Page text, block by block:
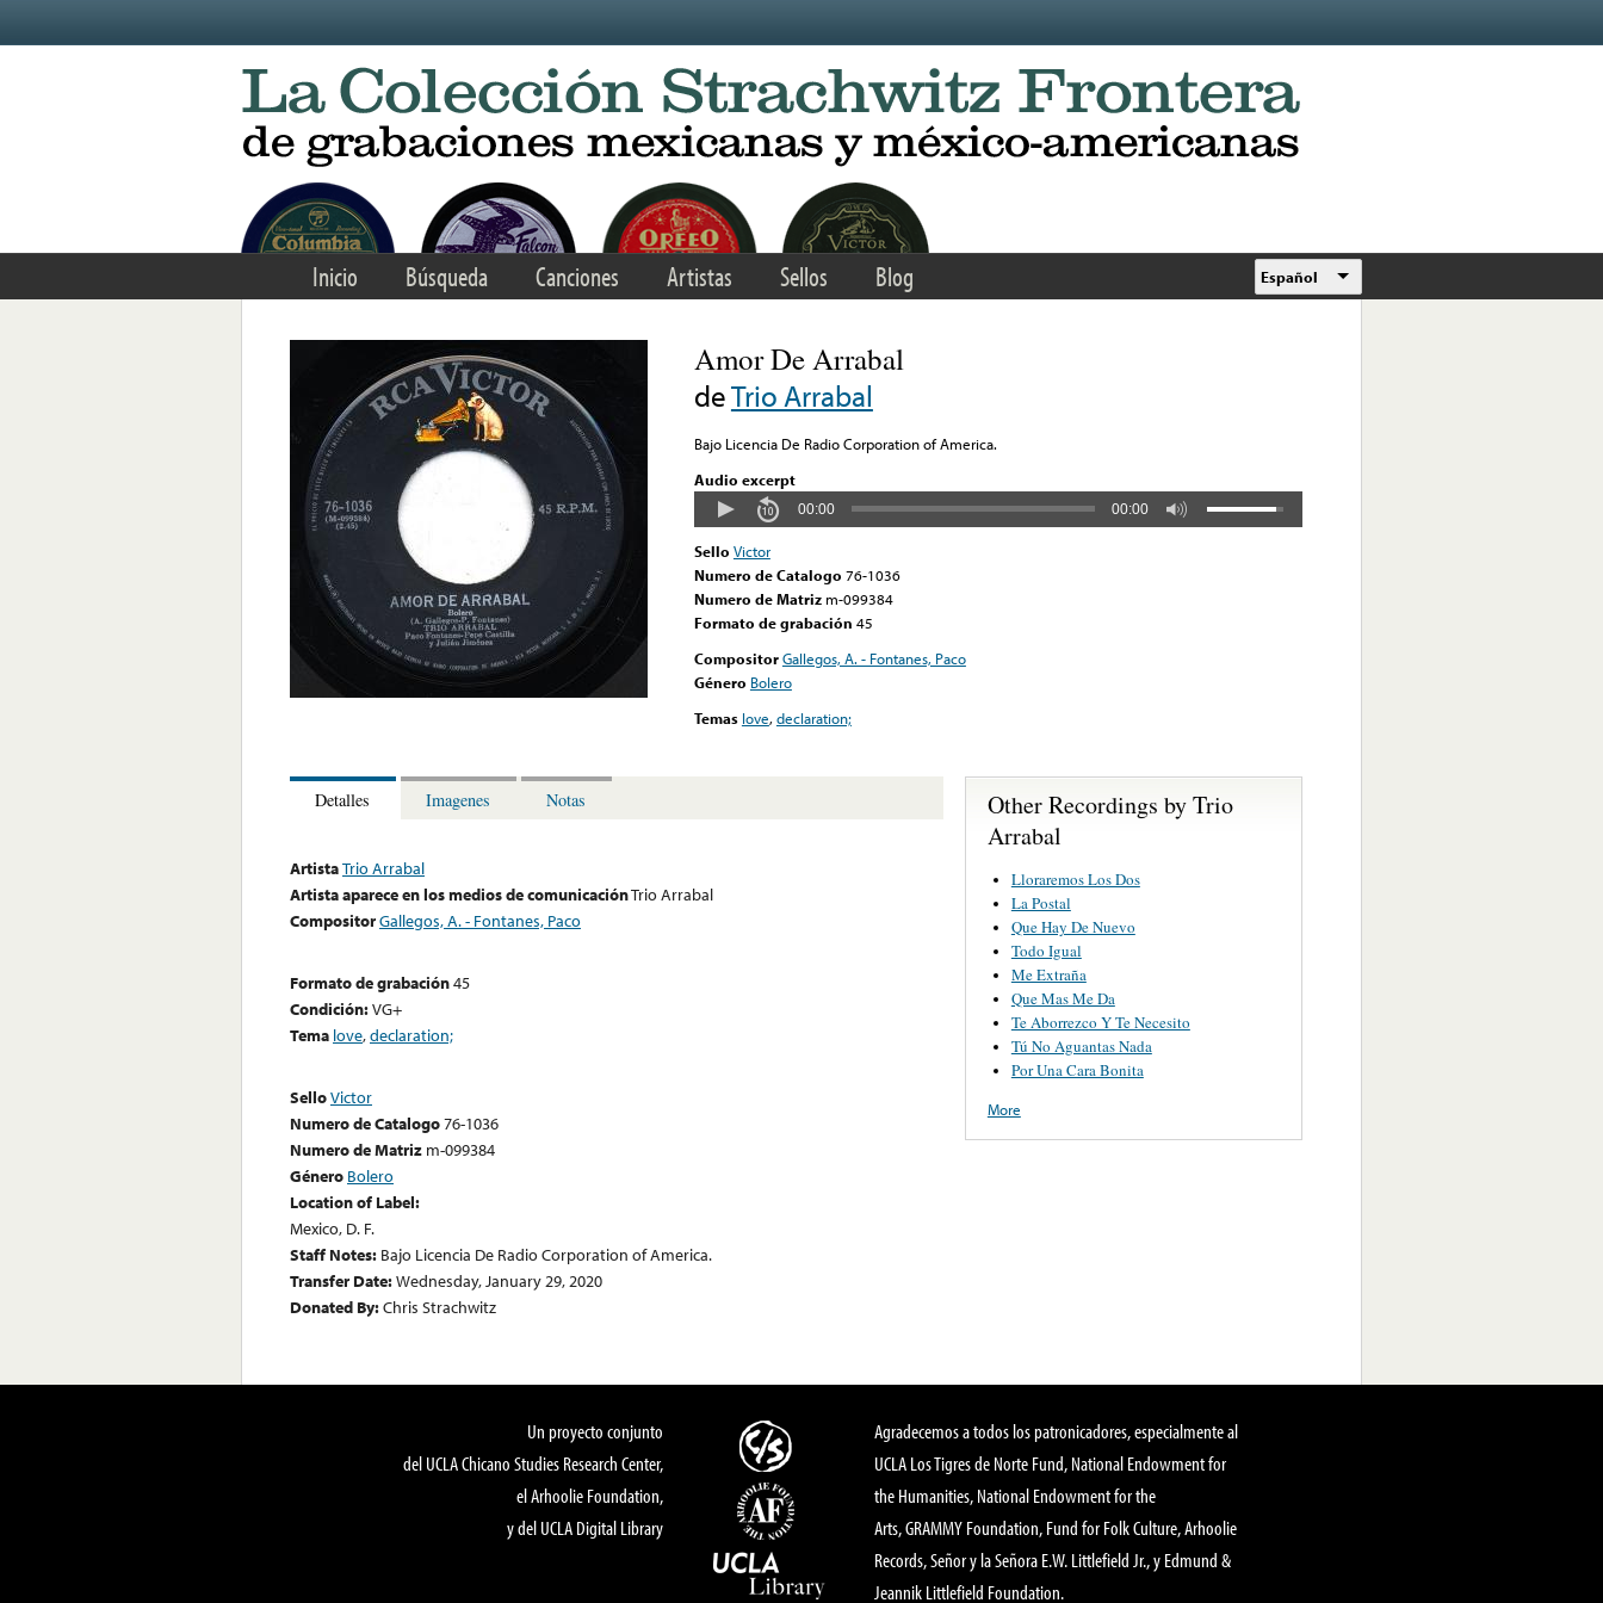
Inicio Búsqueda Canciones Artistas Sellos Blog Español
Amor De Arrabal
deTrio Arrabal
Bajo Licencia De Radio Corporation of America.
Audio excerpt
00:00 00:00
Sello Victor
Numero de Catalogo 76-1036
Numero de Matriz m-099384
Formato de grabación 45
CompositorGallegos, A. - Fontanes, Paco
Género Bolero
Temas love,declaration;
Detalles Imagenes Notas
ArtistaTrio Arrabal
Artista aparece en los medios de comunicaciónTrio Arrabal
CompositorGallegos, A. - Fontanes, Paco
Formato de grabación45
Condición:VG+
Tema love,declaration;
SelloVictor
Numero de Catalogo76-1036
Numero de Matriz m-099384
Género Bolero
Location of Label:
Mexico, D. F.
Staff Notes: Bajo Licencia De Radio Corporation of America.
Transfer Date:Wednesday, January 29, 2020
Donated By:Chris Strachwitz
Other Recordings by Trio
Arrabal
Lloraremos Los Dos
La Postal
Que Hay De Nuevo
Todo Igual
Me Extraña
Que Mas Me Da
Te Aborrezco Y Te Necesito
Tú No Aguantas Nada
Por Una Cara Bonita
More
Un proyecto conjunto
del UCLA Chicano Studies Research Center,
el Arhoolie Foundation,
y del UCLA Digital Library
Agradecemos a todos los patronicadores, especialmente al
UCLA Los Tigres de Norte Fund, National Endowment for
the Humanities, National Endowment for the
Arts, GRAMMY Foundation, Fund for Folk Culture, Arhoolie
Records, Señor y la Señora E.W. Littlefield Jr., y Edmund &
Jeannik Littlefield Foundation.